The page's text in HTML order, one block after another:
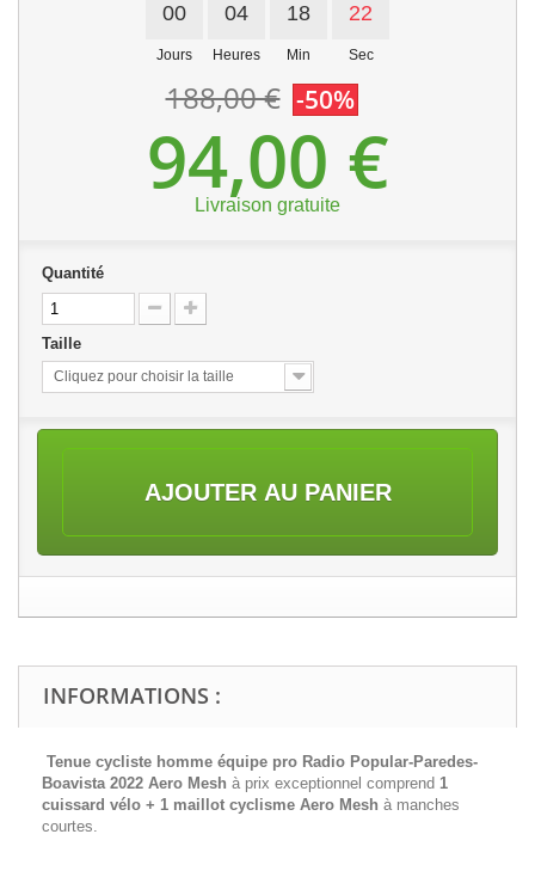
00
Jours
04
Heures
18
Min
21
Sec
188,00 € -50%
94,00 €
Livraison gratuite
Quantité
Taille
Cliquez pour choisir la taille
AJOUTER AU PANIER
INFORMATIONS :
Tenue cycliste homme équipe pro Radio Popular-Paredes-
Boavista 2022 Aero Mesh à prix exceptionnel comprend 1
cuissard vélo + 1 maillot cyclisme Aero Mesh à manches
courtes.